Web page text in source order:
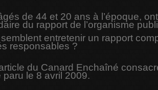
de 44 et 20 ans à l’époque,
du rapport de l’organisme
entretenir un rapport
responsables ?
du Canard Enchaîné
paru le 8 avril 2009.